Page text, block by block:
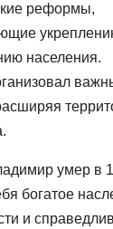
реформы,
населения.
умер в
богатое
и